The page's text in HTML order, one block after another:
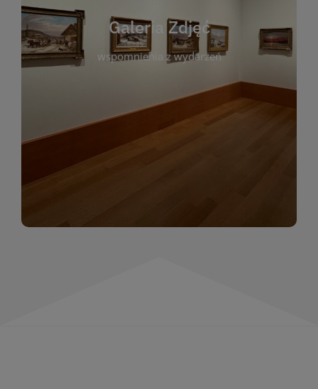
Galeria Zdjęć
wspomnienia z wydarzeń
którym można zobaczyć, jak żyje nasza biblioteka
i jej społeczność. Zdjęcia dokumentują zarówno
uroczyste chwile, jak i codzienne aktywności
czytelników. Regularnie dodajemy nowe galerie,
by każdy mógł powrócić do wyjątkowych
momentów. Zapraszamy do obejrzenia,
wspominania i inspirowania się!